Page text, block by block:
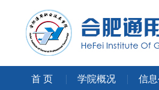
首 页 学院概况 信